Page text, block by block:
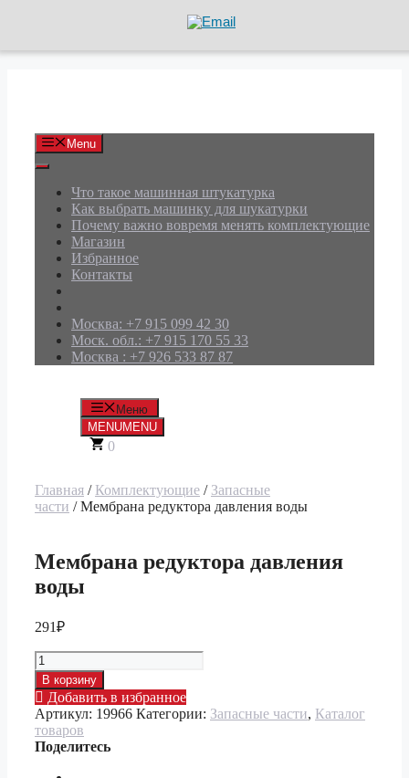
Menu
Что такое машинная штукатурка
Как выбрать машинку для шукатурки
Почему важно вовремя менять комплектующие
Магазин
Избранное
Контакты
Москва: +7 915 099 42 30
Моск. обл.: +7 915 170 55 33
Москва : +7 926 533 87 87
Меню
MENUMENU
0
Главная / Комплектующие / Запасные
части / Мембрана редуктора давления воды
Мембрана редуктора давления
воды
291₽
Количество
товара
Мембрана
редуктора
давления
воды
В корзину
Добавить в избранное
Артикул: 19966 Категории: Запасные части, Каталог
товаров
Поделитесь